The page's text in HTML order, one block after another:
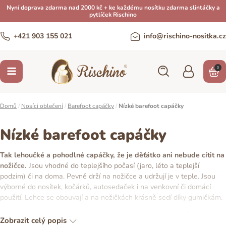
Nyní doprava zdarma nad 2000 kč + ke každému nosítku zdarma slintáčky a
pytlíček Rischino
+421 903 155 021 info@rischino-nositka.cz
0
Domů / Nosíci oblečení/ Barefoot capáčky/ Nízké barefoot capáčky
Nízké barefoot capáčky
Tak lehoučké a pohodlné capáčky, že je děťátko ani nebude cítit na
nožičce. Jsou vhodné do teplejšího počasí (jaro, léto a teplejší
podzim) či na doma. Pevně drží na nožičce a udržují je v teple. Jsou
výborné do nosítek, kočárků, autosedaček i na venkovní či domácí
použití. Lehce se obouvají a na nožičkách krásně sedí díky gumičkám.
Materiál nízkých barefoot capáčků
Zobrazit celý popis